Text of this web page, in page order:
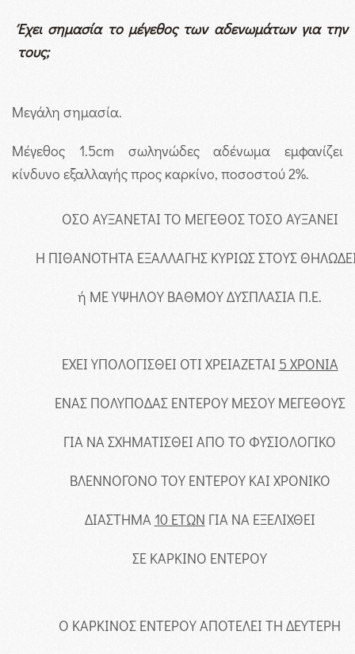
Έχει σημασία το μέγεθος των αδενωμάτων για
τους;
Μεγάλη σημασία.
Μέγεθος 1.5cm σωληνώδες αδένωμα εμφανίζει
κίνδυνο εξαλλαγής προς καρκίνο, ποσοστού 2%.
ΟΣΟ ΑΥΞΑΝΕΤΑΙ ΤΟ ΜΕΓΕΘΟΣ ΤΟΣΟ ΑΥΞΑΝΕΙ
Η ΠΙΘΑΝΟΤΗΤΑ ΕΞΑΛΛΑΓΗΣ ΚΥΡΙΩΣ ΣΤΟΥΣ
ή ΜΕ ΥΨΗΛΟΥ ΒΑΘΜΟΥ ΔΥΣΠΛΑΣΙΑ Π.Ε.
ΕΧΕΙ ΥΠΟΛΟΓΙΣΘΕΙ ΟΤΙ ΧΡΕΙΑΖΕΤΑΙ 5 ΧΡΟΝΙΑ
ΕΝΑΣ ΠΟΛΥΠΟΔΑΣ ΕΝΤΕΡΟΥ ΜΕΣΟΥ ΜΕΓΕΘΟΥΣ
ΓΙΑ ΝΑ ΣΧΗΜΑΤΙΣΘΕΙ ΑΠΟ ΤΟ ΦΥΣΙΟΛΟΓΙΚΟ
ΒΛΕΝΝΟΓΟΝΟ ΤΟΥ ΕΝΤΕΡΟΥ ΚΑΙ ΧΡΟΝΙΚΟ
ΔΙΑΣΤΗΜΑ 10 ΕΤΩΝ ΓΙΑ ΝΑ ΕΞΕΛΙΧΘΕΙ
ΣΕ ΚΑΡΚΙΝΟ ΕΝΤΕΡΟΥ
Ο ΚΑΡΚΙΝΟΣ ΕΝΤΕΡΟΥ ΑΠΟΤΕΛΕΙ ΤΗ ΔΕΥΤΕΡΗ